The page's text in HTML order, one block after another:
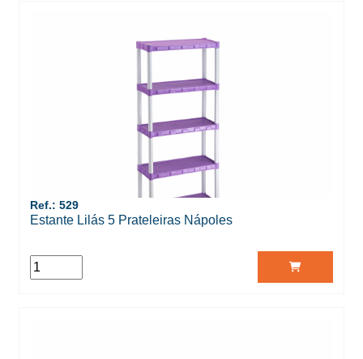
Ref.: 529
Estante Lilás 5 Prateleiras Nápoles